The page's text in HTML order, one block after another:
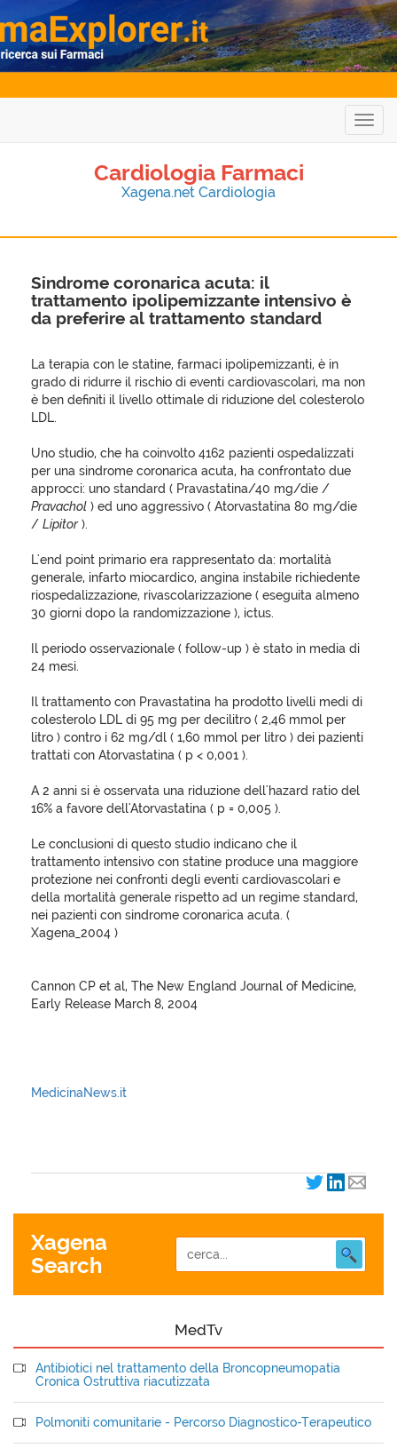
Cardiologia Farmaci
Xagena.net Cardiologia
Sindrome coronarica acuta: il
trattamento ipolipemizzante intensivo è
da preferire al trattamento standard
La terapia con le statine, farmaci ipolipemizzanti, è in
grado di ridurre il rischio di eventi cardiovascolari, ma non
è ben definiti il livello ottimale di riduzione del colesterolo
LDL.
Uno studio, che ha coinvolto 4162 pazienti ospedalizzati
per una sindrome coronarica acuta, ha confrontato due
approcci: uno standard ( Pravastatina/40 mg/die /
Pravachol ) ed uno aggressivo ( Atorvastatina 80 mg/die
/ Lipitor).
L'end point primario era rappresentato da: mortalità
generale, infarto miocardico, angina instabile richiedente
riospedalizzazione, rivascolarizzazione ( eseguita almeno
30 giorni dopo la randomizzazione ), ictus.
Il periodo osservazionale ( follow-up ) è stato in media di
24 mesi.
Il trattamento con Pravastatina ha prodotto livelli medi di
colesterolo LDL di 95 mg per decilitro ( 2,46 mmol per
litro ) contro i 62 mg/dl ( 1,60 mmol per litro ) dei pazienti
trattati con Atorvastatina ( p < 0,001 ).
A 2 anni si è osservata una riduzione dell'hazard ratio del
16% a favore dell'Atorvastatina ( p = 0,005 ).
Le conclusioni di questo studio indicano che il
trattamento intensivo con statine produce una maggiore
protezione nei confronti degli eventi cardiovascolari e
della mortalità generale rispetto ad un regime standard,
nei pazienti con sindrome coronarica acuta. (
Xagena_2004 )
Cannon CP et al, The New England Journal of Medicine,
Early Release March 8, 2004
MedicinaNews.it
Xagena
Search
MedTv
Antibiotici nel trattamento della Broncopneumopatia
Cronica Ostruttiva riacutizzata
Polmoniti comunitarie - Percorso Diagnostico-Terapeutico